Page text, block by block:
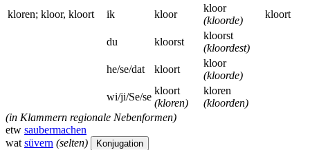
kloren; kloor, kloort
ik kloor
kloor
(kloorde)
kloort
du kloorst
kloorst
(kloordest)
he/se/dat
kloort
kloor
(kloorde)
wi/ji/Se/se
kloort
(kloren)
kloren
(kloorden)
(in Klammern regionale Nebenformen)
etw saubermachen
wat süvern (selten)
Konjugation